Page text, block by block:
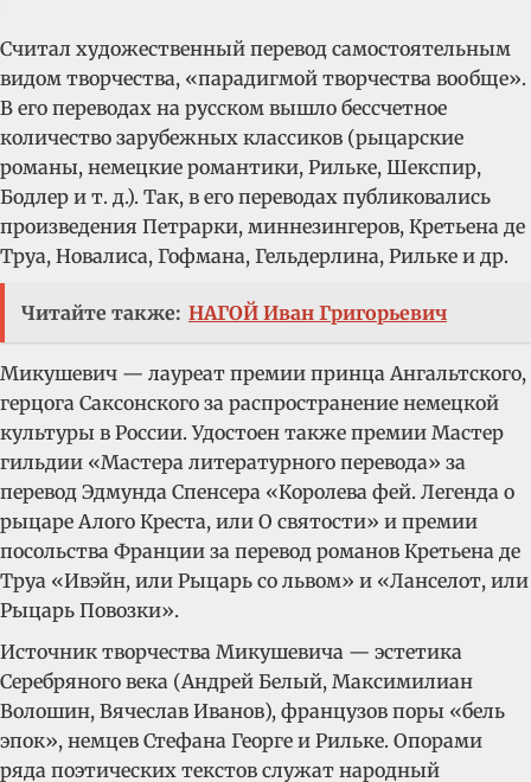
Считал художественный перевод самостоятельным
видом творчества, «парадигмой творчества вообще».
В его переводах на русском вышло бессчетное
количество зарубежных классиков (рыцарские
романы, немецкие романтики, Рильке, Шекспир,
Бодлер и т. д.). Так, в его переводах публиковались
произведения Петрарки, миннезингеров, Кретьена де
Труа, Новалиса, Гофмана, Гельдерлина, Рильке и др.
Читайте также: НАГОЙ Иван Григорьевич
Микушевич — лауреат премии принца Ангальтского,
герцога Саксонского за распространение немецкой
культуры в России. Удостоен также премии Мастер
гильдии «Мастера литературного перевода» за
перевод Эдмунда Спенсера «Королева фей. Легенда о
рыцаре Алого Креста, или О святости» и премии
посольства Франции за перевод романов Кретьена де
Труа «Ивэйн, или Рыцарь со львом» и «Ланселот, или
Рыцарь Повозки».
Источник творчества Микушевича — эстетика
Серебряного века (Андрей Белый, Максимилиан
Волошин, Вячеслав Иванов), французов поры «бель
эпок», немцев Стефана Георге и Рильке. Опорами
ряда поэтических текстов служат народный